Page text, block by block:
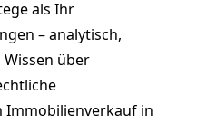
als Ihr
– analytisch,
über
Immobilienverkauf in